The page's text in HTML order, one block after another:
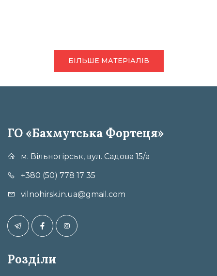
БІЛЬШЕ МАТЕРІАЛІВ
ГО «Бахмутська Фортеця»
м. Вільногірськ, вул. Садова 15/а
+380 (50) 778 17 35
vilnohirsk.in.ua@gmail.com
Розділи